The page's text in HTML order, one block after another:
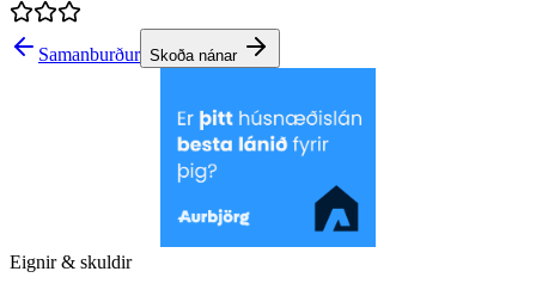
Samanburður Skoða nánar
Eignir & skuldir